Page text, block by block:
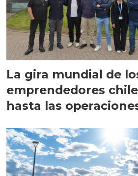
La gira mundial de
emprendedores
hasta las